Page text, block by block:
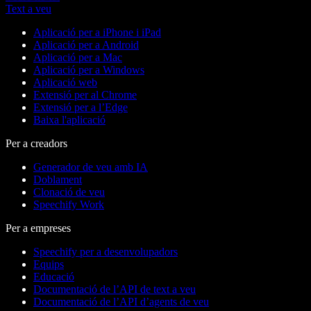
Text a veu
Aplicació per a iPhone i iPad
Aplicació per a Android
Aplicació per a Mac
Aplicació per a Windows
Aplicació web
Extensió per al Chrome
Extensió per a l’Edge
Baixa l'aplicació
Per a creadors
Generador de veu amb IA
Doblament
Clonació de veu
Speechify Work
Per a empreses
Speechify per a desenvolupadors
Equips
Educació
Documentació de l’API de text a veu
Documentació de l’API d’agents de veu